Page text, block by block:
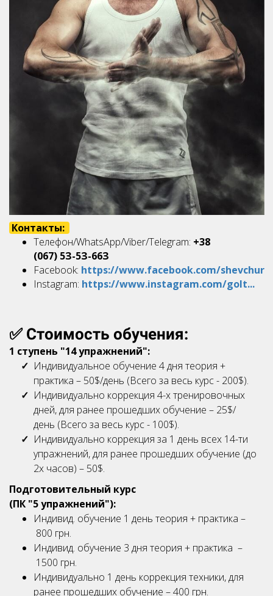
Контакты:
Телефон/WhatsApp/Viber/Telegram: +38
(067) 5З-5З-66З
Facebook: https://www.facebook.com/shevchur
Instagram: https://www.instagram.com/golt...
✅ Стоимость обучения:
1 ступень "14 упражнений":
Индивидуальное обучение 4 дня теория +
практика – 50$/день (Всего за весь курс - 200$).
Индивидуально коррекция 4-х тренировочных
дней, для ранее прошедших обучение – 25$/
день (Всего за весь курс - 100$).
Индивидуально коррекция за 1 день всех 14-ти
упражнений, для ранее прошедших обучение (до
2х часов) – 50$.
Подготовительный курс
(ПК "5 упражнений"):
Индивид. обучение 1 день теория + практика –
800 грн.
Индивид. обучение 3 дня теория + практика –
1500 грн.
Индивидуально 1 день коррекция техники, для
ранее прошедших обучение – 400 грн.